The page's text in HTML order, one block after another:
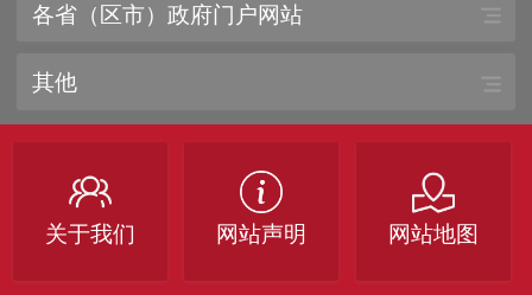
各省（区市）政府门户网站
其他
关于我们 网站声明 网站地图